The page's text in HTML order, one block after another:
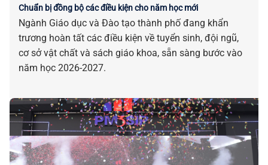
Chuẩn bị đồng bộ các điều kiện cho năm học mới
Ngành Giáo dục và Đào tạo thành phố đang khẩn
trương hoàn tất các điều kiện về tuyển sinh, đội ngũ,
cơ sở vật chất và sách giáo khoa, sẵn sàng bước vào
năm học 2026-2027.